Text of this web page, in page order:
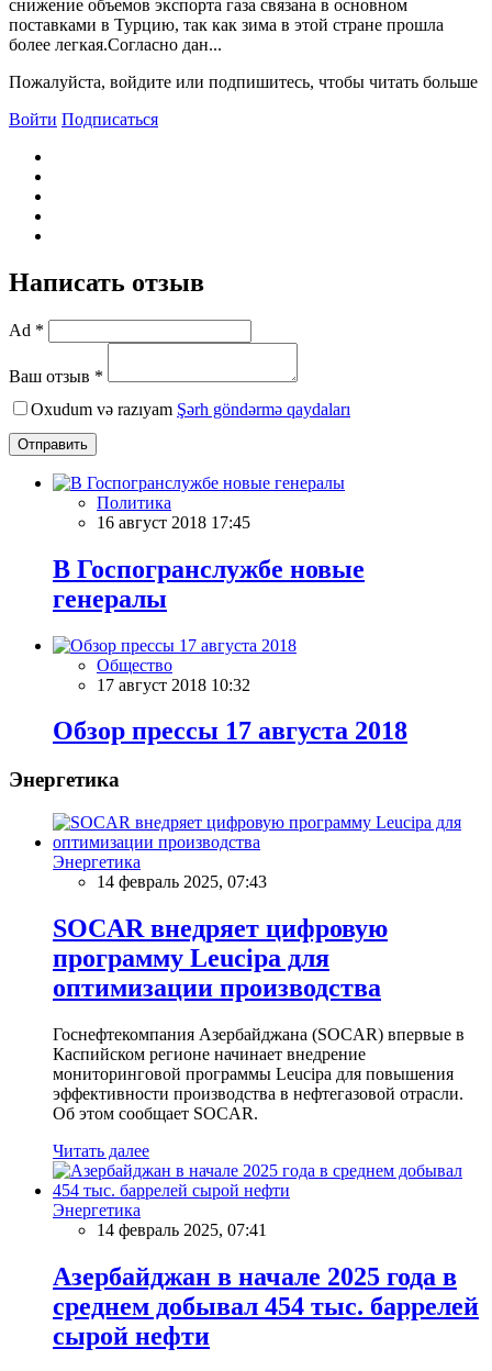
снижение объемов экспорта газа связана в основном
поставками в Турцию, так как зима в этой стране прошла
более легкая.Согласно дан...
Пожалуйста, войдите или подпишитесь, чтобы читать больше
Войти Подписаться
Написать отзыв
Ad *
Ваш отзыв *
Oxudum və razıyam Şərh göndərmə qaydaları
Отправить
Политика
16 август 2018 17:45
В Госпогранслужбе новые
генералы
Общество
17 август 2018 10:32
Обзор прессы 17 августа 2018
Энергетика
Энергетика
14 февраль 2025, 07:43
SOCAR внедряет цифровую
программу Leucipa для
оптимизации производства
Госнефтекомпания Азербайджана (SOCAR) впервые в
Каспийском регионе начинает внедрение
мониторинговой программы Leucipa для повышения
эффективности производства в нефтегазовой отрасли.
Об этом сообщает SOCAR.
Читать далее
Энергетика
14 февраль 2025, 07:41
Азербайджан в начале 2025 года в
среднем добывал 454 тыс. баррелей
сырой нефти